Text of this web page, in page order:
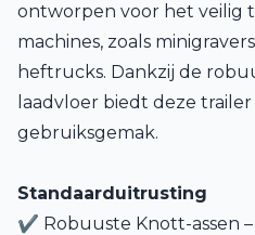
ontworpen voor het veilig
machines, zoals
heftrucks. Dankzij de
laadvloer biedt deze
gebruiksgemak.
Standaarduitrusting
✔ Robuuste Knott-assen